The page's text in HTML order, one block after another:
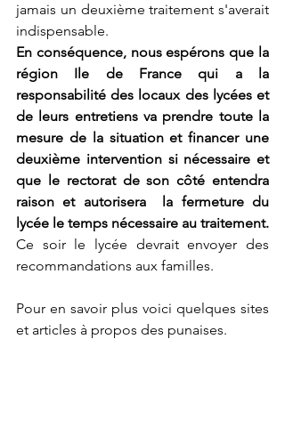
jamais un deuxième traitement s'averait
indispensable.
En conséquence, nous espérons que la
région Ile de France qui a la
responsabilité des locaux des lycées et
de leurs entretiens va prendre toute la
mesure de la situation et financer une
deuxième intervention si nécessaire et
que le rectorat de son côté entendra
raison et autorisera  la fermeture du
Ce soir le lycée devrait envoyer des
recommandations aux familles.
Pour en savoir plus voici quelques sites
et articles à propos des punaises.